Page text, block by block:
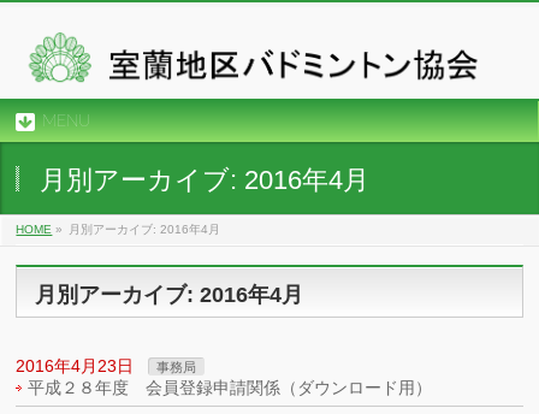
MENU
月別アーカイブ: 2016年4月
HOME » 月別アーカイブ: 2016年4月
月別アーカイブ: 2016年4月
2016年4月23日 事務局
平成２８年度 会員登録申請関係（ダウンロード用）